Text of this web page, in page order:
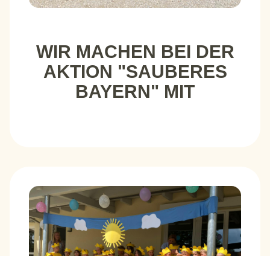
WIR MACHEN BEI DER
AKTION "SAUBERES
BAYERN" MIT